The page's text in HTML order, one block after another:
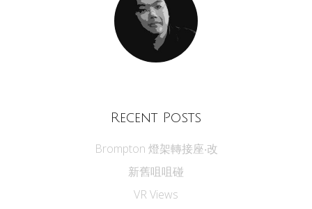
Recent Posts
Brompton 燈架轉接座‧改
新舊咀咀碰
VR Views